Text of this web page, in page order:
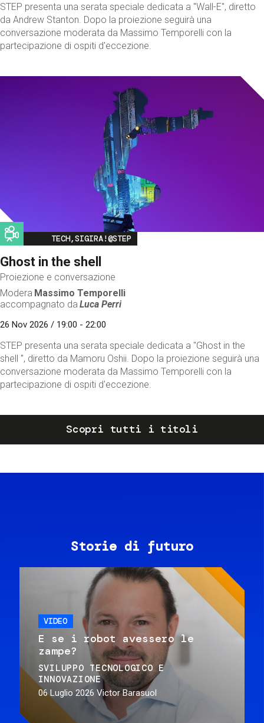
STEP presenta una serata speciale dedicata a "Wall-E", diretto
da Andrew Stanton. Dopo la proiezione seguirà una
conversazione moderata da Massimo Temporelli con la
partecipazione di ospiti d'eccezione.
Image
TECH,SIGIRA!@STEP
Ghost in the shell
Proiezione e conversazione
Modera Massimo Temporelli
accompagnato da Luca Perri
26 Nov 2026 / 19:00 - 22:00
STEP presenta una serata speciale dedicata a "Ghost in the
shell ", diretto da Mamoru Oshii. Dopo la proiezione seguirà una
conversazione moderata da Massimo Temporelli con la
partecipazione di ospiti d'eccezione.
Scopri tutti i titoli
Storie di futuro
VIDEO
E se i robot avessero le
zampe?
SVILUPPO TECNOLOGICO E
INNOVAZIONE
06 Luglio 2026 Victor Barasuol